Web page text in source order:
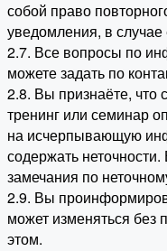
собой право
уведомления, в
2.7. Все вопросы по
можете задать по
2.8. Вы признаёте, что
тренинг или семинар
на исчерпывающую
содержать
замечания по
2.9. Вы
может изменяться без
этом.